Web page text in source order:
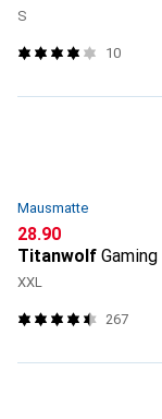
S
10
Mausmatte
CHF
28.90
Titanwolf
XXL
267